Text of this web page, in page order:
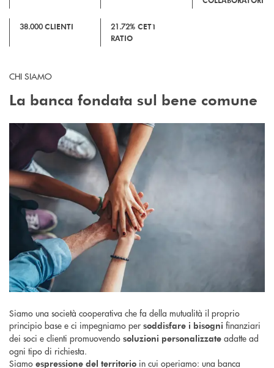
38.000CLIENTI 21.72% CET1
RATIO
CHI SIAMO
La banca fondata sul bene comune
Siamo una società cooperativa che fa della mutualità il proprio
principio base e ci impegniamo per soddisfare i bisogni finanziari
dei soci e clienti promuovendo soluzioni personalizzate adatte ad
ogni tipo di richiesta.
Siamo espressione del territorio in cui operiamo: una banca